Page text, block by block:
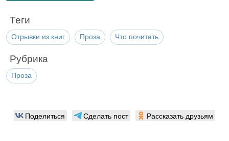
Теги
Отрывки из книг Проза Что почитать
Рубрика
Проза
Поделиться Сделать пост Рассказать друзьям